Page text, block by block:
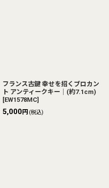
フランス古鍵 幸せを招くブロカン
ト アンティークキー｜(約7.1cm)
[EW1578MC]
5,000円 (税込)